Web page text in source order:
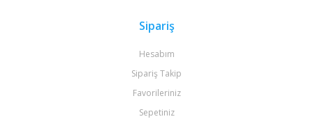
Sipariş
Hesabım
Sipariş Takip
Favorileriniz
Sepetiniz